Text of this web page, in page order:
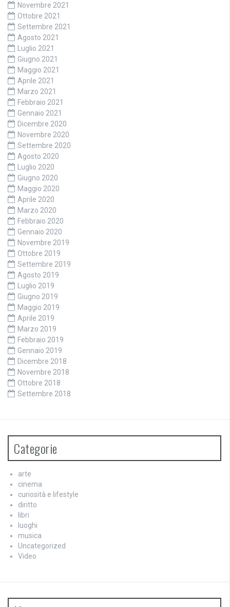
Novembre 2021
Ottobre 2021
Settembre 2021
Agosto 2021
Luglio 2021
Giugno 2021
Maggio 2021
Aprile 2021
Marzo 2021
Febbraio 2021
Gennaio 2021
Dicembre 2020
Novembre 2020
Settembre 2020
Agosto 2020
Luglio 2020
Giugno 2020
Maggio 2020
Aprile 2020
Marzo 2020
Febbraio 2020
Gennaio 2020
Novembre 2019
Ottobre 2019
Settembre 2019
Agosto 2019
Luglio 2019
Giugno 2019
Maggio 2019
Aprile 2019
Marzo 2019
Febbraio 2019
Gennaio 2019
Dicembre 2018
Novembre 2018
Ottobre 2018
Settembre 2018
Categorie
arte
cinema
curiosità e lifestyle
diritto
libri
luoghi
musica
Uncategorized
Video